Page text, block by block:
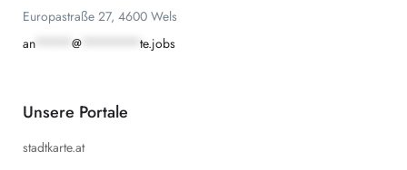
Europastraße 27, 4600 Wels
an
@ te.jobs
Unsere Portale
stadtkarte.at